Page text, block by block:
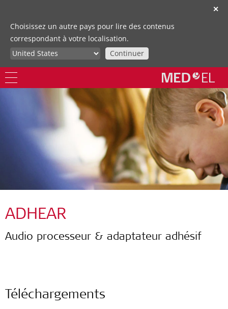
✕
Choisissez un autre pays pour lire des contenus
correspondant à votre localisation.
Continuer
ADHEAR
Audio processeur & adaptateur adhésif
Téléchargements